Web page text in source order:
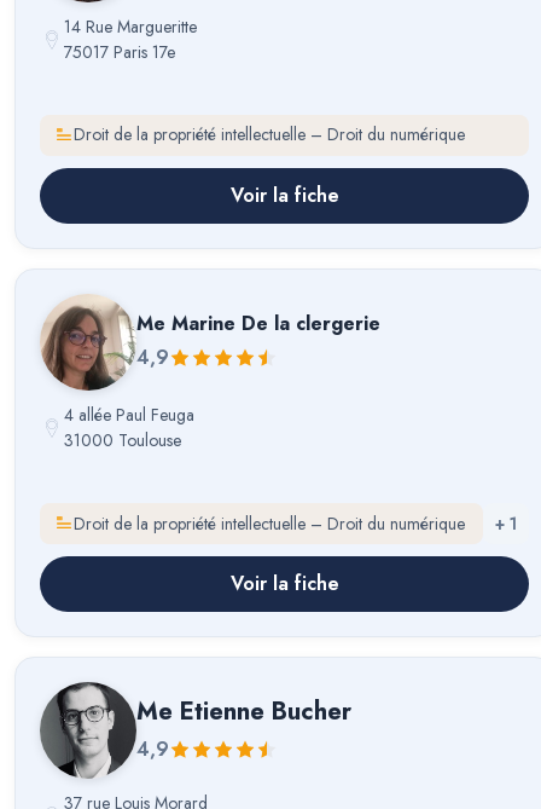
14 Rue Margueritte
75017 Paris 17e
Droit de la propriété intellectuelle – Droit du numérique
Voir la fiche
Me Marine De la clergerie
4,9
4 allée Paul Feuga
31000 Toulouse
Droit de la propriété intellectuelle – Droit du numérique + 1
Voir la fiche
Me Etienne Bucher
4,9
37 rue Louis Morard